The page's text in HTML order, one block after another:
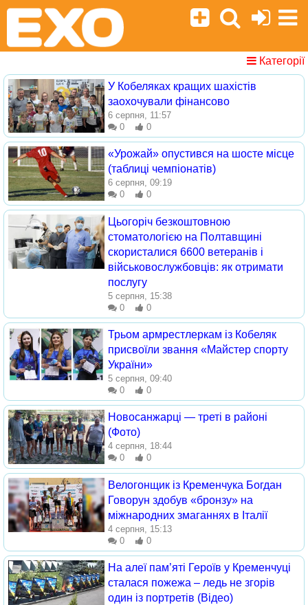
Категорії
У Кобеляках кращих шахістів
заохочували фінансово
6 серпня, 11:57
0
0
«Урожай» опустився на шосте місце
(таблиці чемпіонатів)
6 серпня, 09:19
0
0
Цьогоріч безкоштовною
стоматологією на Полтавщині
скористалися 6600 ветеранів і
військовослужбовців: як отримати
послугу
5 серпня, 15:38
0
0
Трьом армрестлеркам із Кобеляк
присвоїли звання «Майстер спорту
України»
5 серпня, 09:40
0
0
Новосанжарці — треті в районі
(Фото)
4 серпня, 18:44
0
0
Велогонщик із Кременчука Богдан
Говорун здобув «бронзу» на
міжнародних змаганнях в Італії
4 серпня, 15:13
0
0
На алеї пам’яті Героїв у Кременчуці
сталася пожежа – ледь не згорів
один із портретів (Відео)